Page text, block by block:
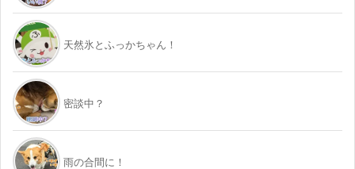
天然氷とふっかちゃん！
密談中？
雨の合間に！